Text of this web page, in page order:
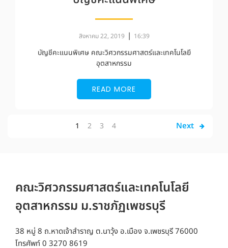
สิงหาคม 22, 2019 | 16:39
บัญชีคะแนนพิเศษ คณะวิศวกรรมศาสตร์และเทคโนโลยี
อุตสาหกรรม
READ MORE
1 2 3 4 Next
คณะวิศวกรรมศาสตร์และเทคโนโลยี
อุตสาหกรรม ม.ราชภัฏเพชรบุรี
38 หมู่ 8 ถ.หาดเจ้าสำราญ ต.นาวุ้ง อ.เมือง จ.เพชรบุรี 76000
โทรศัพท์ 0 3270 8619